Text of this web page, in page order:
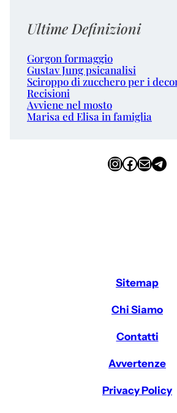
Ultime Definizioni
Gorgon formaggio
Gustav Jung psicanalisi
Sciroppo di zucchero per i
Recisioni
Avviene nel mosto
Marisa ed Elisa in famiglia
InstagramFacebook Email Telegram
Sitemap
Chi Siamo
Contatti
Avvertenze
Privacy Policy